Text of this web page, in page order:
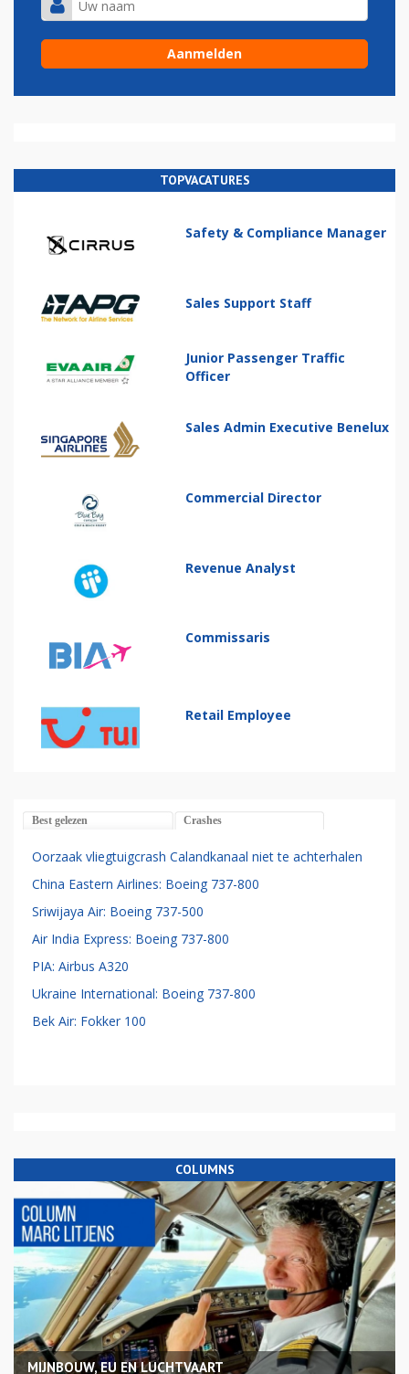
TOPVACATURES
Safety & Compliance Manager
Sales Support Staff
Junior Passenger Traffic
Officer
Sales Admin Executive Benelux
Commercial Director
Revenue Analyst
Commissaris
Retail Employee
Best gelezen Crashes
Oorzaak vliegtuigcrash Calandkanaal niet te achterhalen
China Eastern Airlines: Boeing 737-800
Sriwijaya Air: Boeing 737-500
Air India Express: Boeing 737-800
PIA: Airbus A320
Ukraine International: Boeing 737-800
Bek Air: Fokker 100
COLUMNS
MIJNBOUW, EU EN LUCHTVAART